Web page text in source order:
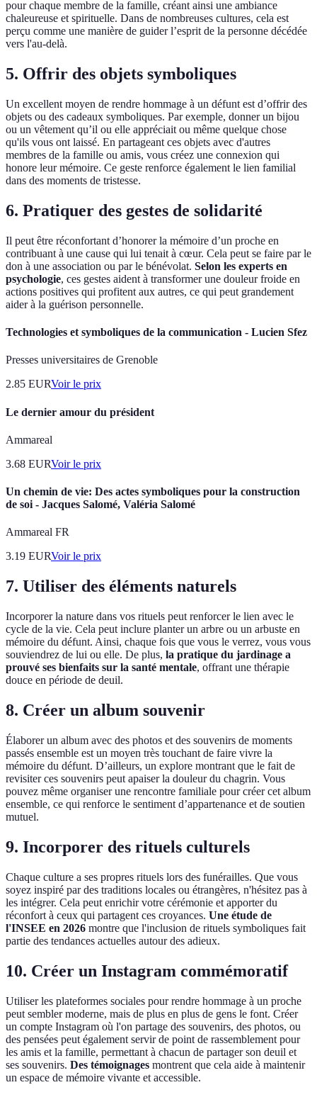
pour chaque membre de la famille, créant ainsi une ambiance
chaleureuse et spirituelle. Dans de nombreuses cultures, cela est
perçu comme une manière de guider l’esprit de la personne décédée
vers l'au-delà.
5. Offrir des objets symboliques
Un excellent moyen de rendre hommage à un défunt est d’offrir des
objets ou des cadeaux symboliques. Par exemple, donner un bijou
ou un vêtement qu’il ou elle appréciait ou même quelque chose
qu'ils vous ont laissé. En partageant ces objets avec d'autres
membres de la famille ou amis, vous créez une connexion qui
honore leur mémoire. Ce geste renforce également le lien familial
dans des moments de tristesse.
6. Pratiquer des gestes de solidarité
Il peut être réconfortant d’honorer la mémoire d’un proche en
contribuant à une cause qui lui tenait à cœur. Cela peut se faire par le
don à une association ou par le bénévolat. Selon les experts en
psychologie, ces gestes aident à transformer une douleur froide en
actions positives qui profitent aux autres, ce qui peut grandement
aider à la guérison personnelle.
Technologies et symboliques de la communication - Lucien Sfez
Presses universitaires de Grenoble
2.85 EURVoir le prix
Le dernier amour du président
Ammareal
3.68 EURVoir le prix
Un chemin de vie: Des actes symboliques pour la construction
de soi - Jacques Salomé, Valéria Salomé
Ammareal FR
3.19 EURVoir le prix
7. Utiliser des éléments naturels
Incorporer la nature dans vos rituels peut renforcer le lien avec le
cycle de la vie. Cela peut inclure planter un arbre ou un arbuste en
mémoire du défunt. Ainsi, chaque fois que vous le verrez, vous vous
souviendrez de lui ou elle. De plus, la pratique du jardinage a
prouvé ses bienfaits sur la santé mentale, offrant une thérapie
douce en période de deuil.
8. Créer un album souvenir
Élaborer un album avec des photos et des souvenirs de moments
passés ensemble est un moyen très touchant de faire vivre la
mémoire du défunt. D’ailleurs, un explore montrant que le fait de
revisiter ces souvenirs peut apaiser la douleur du chagrin. Vous
pouvez même organiser une rencontre familiale pour créer cet album
ensemble, ce qui renforce le sentiment d’appartenance et de soutien
mutuel.
9. Incorporer des rituels culturels
Chaque culture a ses propres rituels lors des funérailles. Que vous
soyez inspiré par des traditions locales ou étrangères, n'hésitez pas à
les intégrer. Cela peut enrichir votre cérémonie et apporter du
réconfort à ceux qui partagent ces croyances. Une étude de
l'INSEE en 2026 montre que l'inclusion de rituels symboliques fait
partie des tendances actuelles autour des adieux.
10. Créer un Instagram commémoratif
Utiliser les plateformes sociales pour rendre hommage à un proche
peut sembler moderne, mais de plus en plus de gens le font. Créer
un compte Instagram où l'on partage des souvenirs, des photos, ou
des pensées peut également servir de point de rassemblement pour
les amis et la famille, permettant à chacun de partager son deuil et
ses souvenirs. Des témoignages montrent que cela aide à maintenir
un espace de mémoire vivante et accessible.